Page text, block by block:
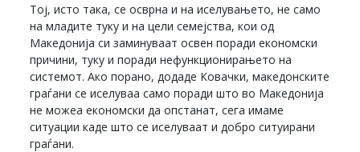
Тој, исто така, се осврна и на иселувањето, не само
на младите туку и на цели семејства, кои од
Македонија си заминуваат освен поради економски
причини, туку и поради нефункционирањето на
системот. Ако порано, додаде Ковачки, македонските
граѓани се иселуваа само поради што во Македонија
не можеа економски да опстанат, сега имаме
ситуации каде што се иселуваат и добро ситуирани
граѓани.